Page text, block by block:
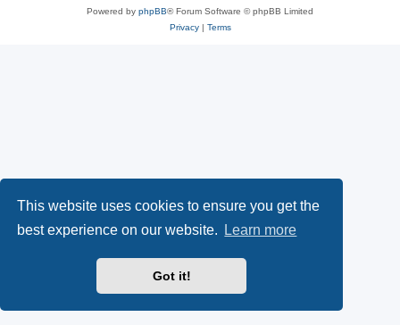
This website uses cookies to ensure you get the
best experience on our website.
Learn more
Got it!
Powered by phpBB® Forum Software © phpBB Limited
Privacy| Terms